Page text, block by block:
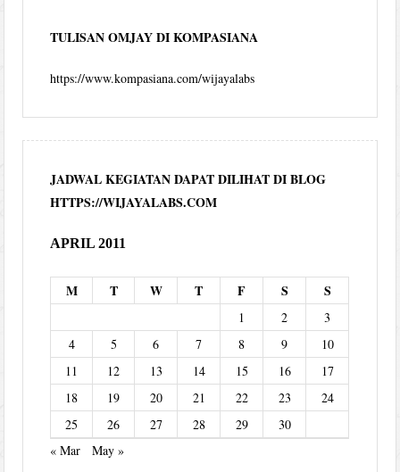
TULISAN OMJAY DI KOMPASIANA
https://www.kompasiana.com/wijayalabs
JADWAL KEGIATAN DAPAT DILIHAT DI BLOG
HTTPS://WIJAYALABS.COM
APRIL 2011
M T W T F S S
1 2
3
4
5 6 7 8 9
10
11
12 13 14 15 16
17
18
19 20 21 22 23
24
25
26 27 28 29
30
« Mar
May »